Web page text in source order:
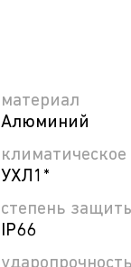
материал
Алюминий
УХЛ1*
степень
IP66